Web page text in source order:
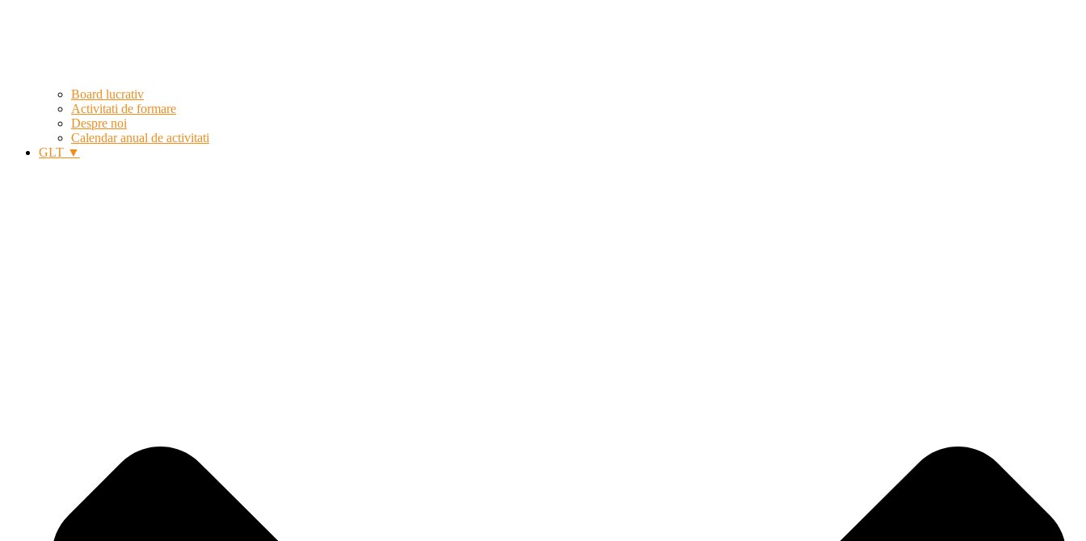
Board lucrativ
Activitati de formare
Despre noi
Calendar anual de activitati
GLT ▼